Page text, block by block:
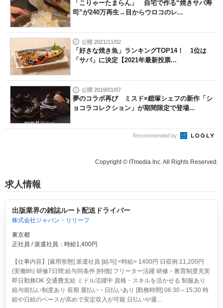
「こりゃーたまらん」 自宅で作る“焼きサバ寿
司”が240万再生→目からウロコのレ...
公開 2021/11/02
「好きな焼き魚」ランキングTOP14！ 1位は
「サバ」に決定【2021年最新投票...
公開 2019/01/07
夢のコラボ再び ミスド×鎧塚シェフの新作「シ
ョコラコレクション」が期間限定で登場...
Recommended by
Copyright © ITmedia Inc. All Rights Reserved.
求人情報
出版業界の雑誌ルート配送ドライバー
株式会社ジャパン・リリーフ
東京都
正社員 / 派遣社員：時給1,400円
【仕事内容】[雇用形態] 派遣社員 [給与] <時給> 1400円 日収例:11,200円
(実働8h) 研修7日間:給与同条件 [特徴] フリーター活躍 研修・教育制度充実
即日勤務OK 交通費支給 ミドル活躍中 資格・スキルを活かせる 制服あり
給与前払い制度あり 長期 週払い・日払いあり [勤務時間] 06:30～15:30 時
給や日給のベースが高めで安定収入が可能 日払いや週...